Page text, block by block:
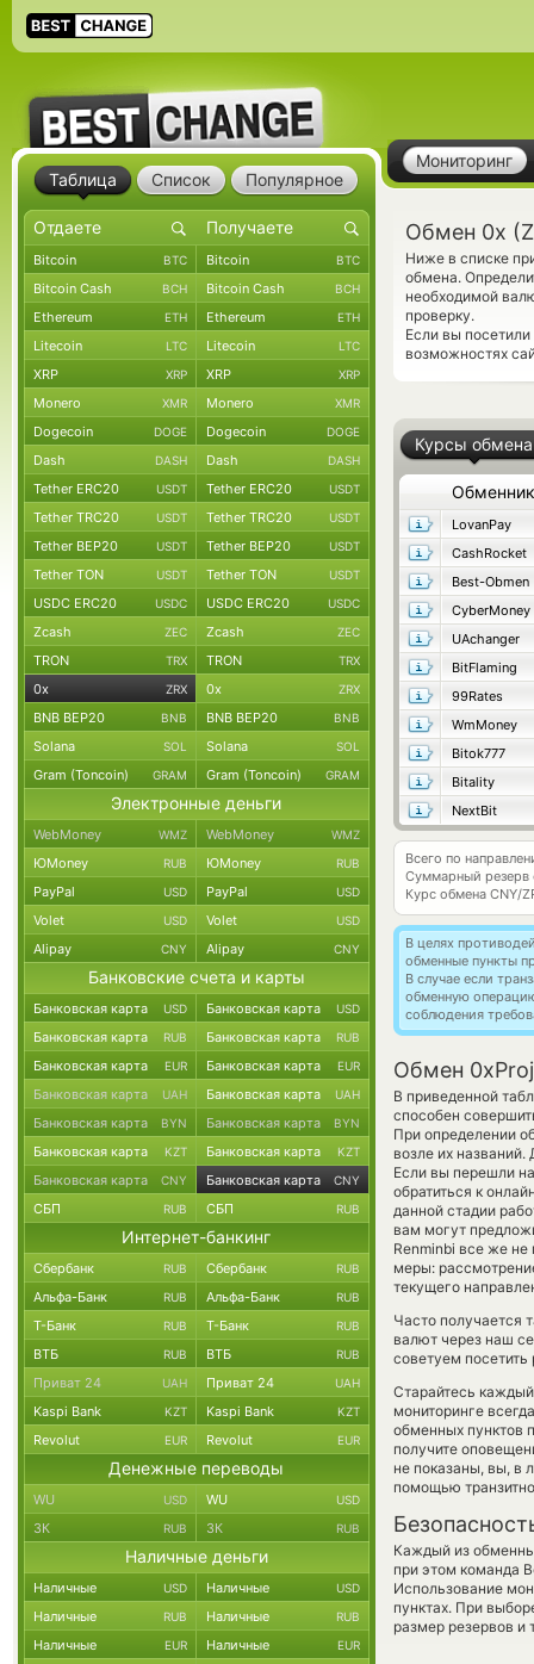
Мониторинг
Обмен 0x
Ниже в списке
обмена.
необходимой
проверку.
Если вы
возможностях
Курсы обмена
Обменник
LovanPay
CashRocket
Best-Obmen
CyberMoney
UAchanger
BitFlaming
99Rates
WmMoney
Bitok777
Bitality
NextBit
Всего по
Суммарный резерв
Курс обмена CNY/
В целях
обменные пункты
В случае если
обменную
соблюдения
Обмен
В приведенной
способен
При определении
возле их
Если вы перешли
обратиться к
данной стадии
вам могут
Renminbi все же
меры:
текущего
Часто получается
валют через наш
советуем посетить
Старайтесь
мониторинге
обменных пунктов
получите
не показаны, вы, в
помощью
Каждый из
при этом команда
Использование
пунктах. При
размер резервов и
Таблица Список Популярное
Bitcoin BTC Bitcoin BTC
Bitcoin Cash BCH Bitcoin Cash BCH
Ethereum ETH Ethereum ETH
Litecoin LTC Litecoin LTC
XRP XRP XRP XRP
Monero XMR Monero XMR
Dogecoin DOGE Dogecoin DOGE
Dash DASH Dash DASH
Tether ERC20 USDT Tether ERC20 USDT
Tether TRC20 USDT Tether TRC20 USDT
Tether BEP20 USDT Tether BEP20 USDT
Tether TON USDT Tether TON USDT
USDC ERC20 USDC USDC ERC20 USDC
Zcash ZEC Zcash ZEC
TRON TRX TRON TRX
0x ZRX 0x ZRX
BNB BEP20 BNB BNB BEP20 BNB
Solana SOL Solana SOL
Gram (Toncoin) GRAM Gram (Toncoin) GRAM
Электронные деньги
WebMoney WMZ WebMoney WMZ
ЮMoney RUB ЮMoney RUB
PayPal USD PayPal USD
Volet USD Volet USD
Alipay CNY Alipay CNY
Банковские счета и карты
Банковская карта USD Банковская карта USD
Банковская карта RUB Банковская карта RUB
Банковская карта EUR Банковская карта EUR
Банковская карта UAH Банковская карта UAH
Банковская карта BYN Банковская карта BYN
Банковская карта KZT Банковская карта KZT
Банковская карта CNY Банковская карта CNY
СБП RUB СБП RUB
Интернет-банкинг
Сбербанк RUB Сбербанк RUB
Альфа-Банк RUB Альфа-Банк RUB
Т-Банк RUB Т-Банк RUB
ВТБ RUB ВТБ RUB
Приват 24 UAH Приват 24 UAH
Kaspi Bank KZT Kaspi Bank KZT
Revolut EUR Revolut EUR
Денежные переводы
WU USD WU USD
ЗК RUB ЗК RUB
Наличные деньги
Наличные USD Наличные USD
Наличные RUB Наличные RUB
Наличные EUR Наличные EUR